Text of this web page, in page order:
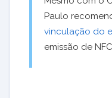
Paulo
vinculação do
emissão de